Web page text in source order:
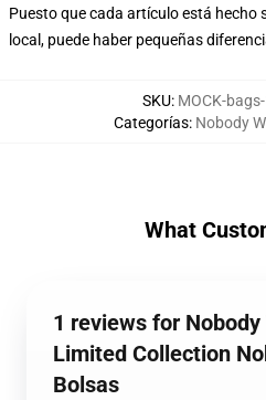
Puesto que cada artículo está hecho
local, puede haber pequeñas
SKU: MOCK-
Categorías: Nobody
What
1 reviews for
Limited Collection
Bolsas